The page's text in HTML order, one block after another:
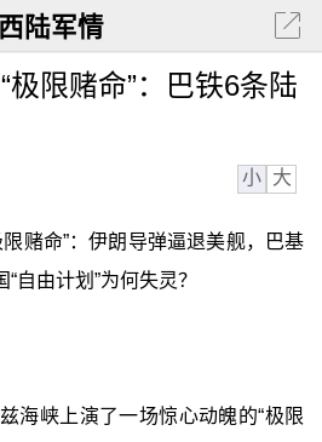
西陆军情
极限赌命”：巴铁6条陆
小 大
赌命”：伊朗导弹逼退美舰，巴基
自由计划”为何失灵？
海峡上演了一场惊心动魄的“极限